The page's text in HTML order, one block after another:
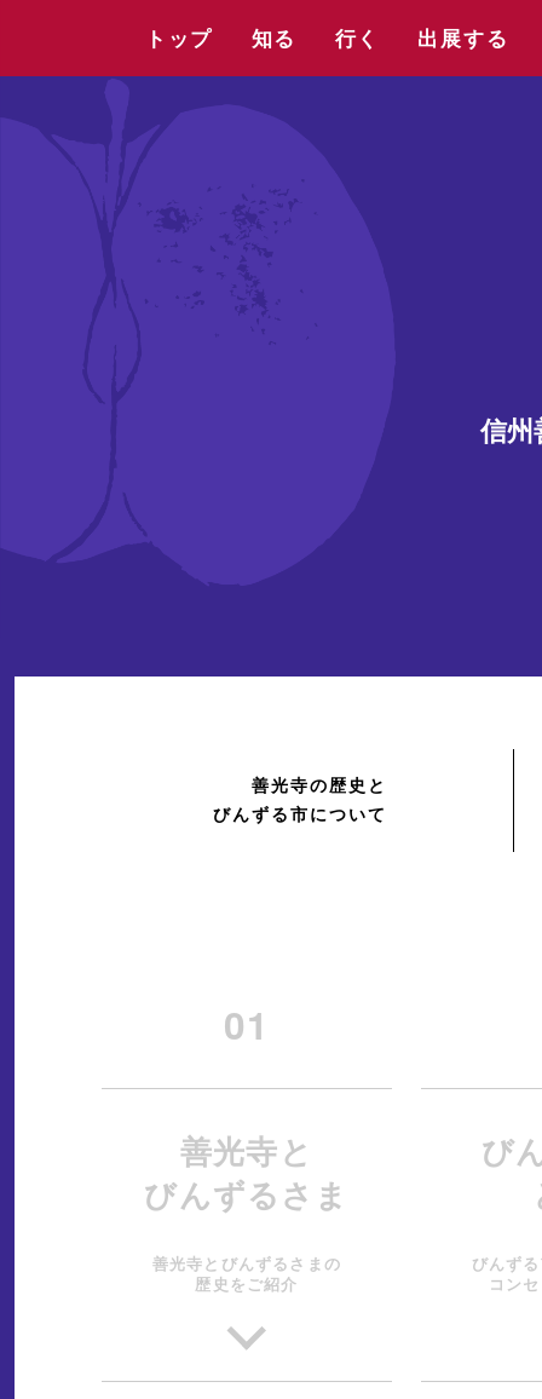
トップ 知る 行く 出展する
信
善光寺の歴史と
びんずる市について
01
善光寺と
びんずるさま
善光寺とびんずるさまの
歴史をご紹介
び
びんず
コン